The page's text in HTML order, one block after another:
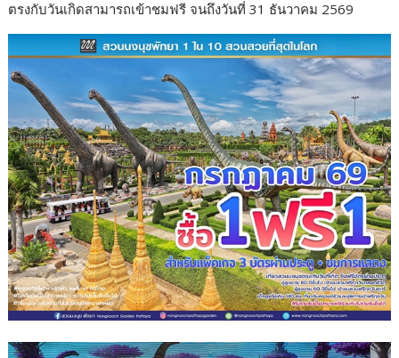
ตรงกับวันเกิดสามารถเข้าชมฟรี จนถึงวันที่ 31 ธันวาคม 2569